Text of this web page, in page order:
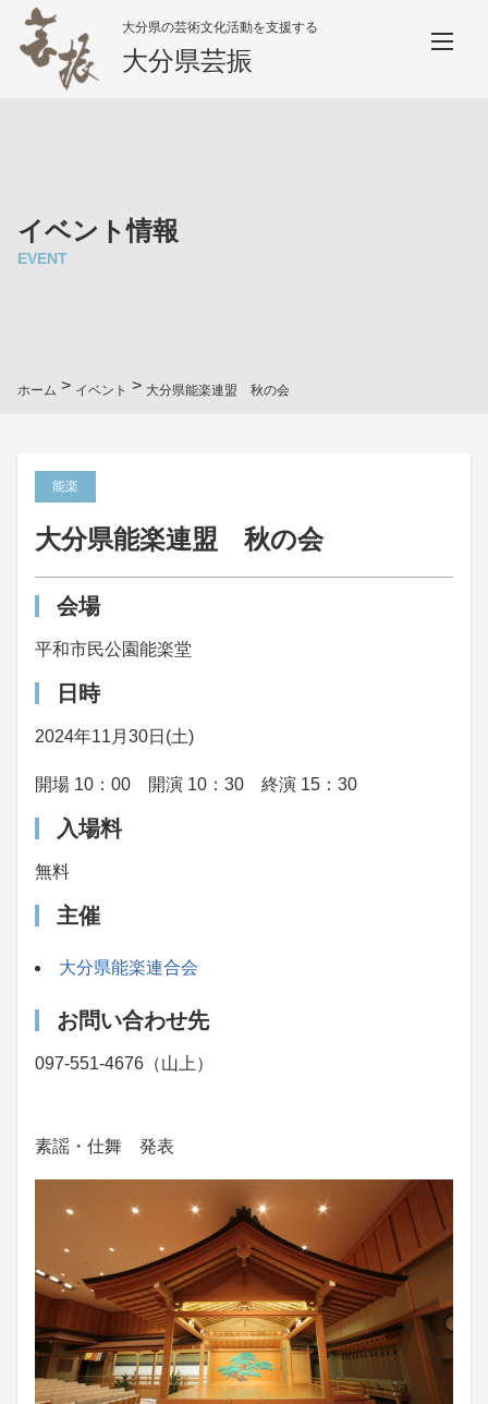
大分県の芸術文化活動を支援する
大分県芸振
イベント情報
EVENT
ホーム > イベント > 大分県能楽連盟 秋の会
能楽
大分県能楽連盟 秋の会
会場
平和市民公園能楽堂
日時
2024年11月30日(土)
開場 10：00 開演 10：30 終演 15：30
入場料
無料
主催
大分県能楽連合会
お問い合わせ先
097-551-4676（山上）
素謡・仕舞 発表